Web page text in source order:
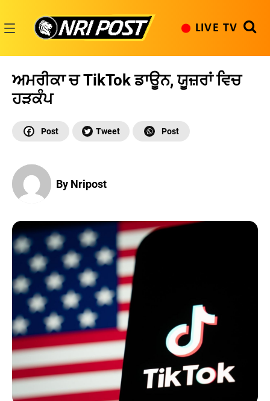
content
LIVE TV
ਅਮਰੀਕਾ ਚ TikTok ਡਾਊਨ, ਯੂਜ਼ਰਾਂ ਵਿਚ
ਹੜਕੰਪ
By Nripost